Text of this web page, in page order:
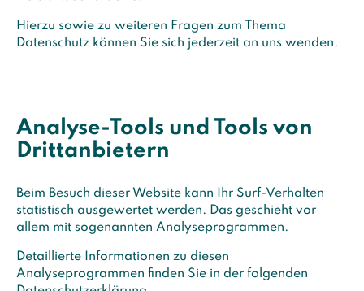
Hierzu sowie zu weiteren Fragen zum Thema
Datenschutz können Sie sich jederzeit an uns wenden.
Analyse-Tools und Tools von
Dritt­anbietern
Beim Besuch dieser Website kann Ihr Surf-Verhalten
statistisch ausgewertet werden. Das geschieht vor
allem mit sogenannten Analyseprogrammen.
Detaillierte Informationen zu diesen
Analyseprogrammen finden Sie in der folgenden